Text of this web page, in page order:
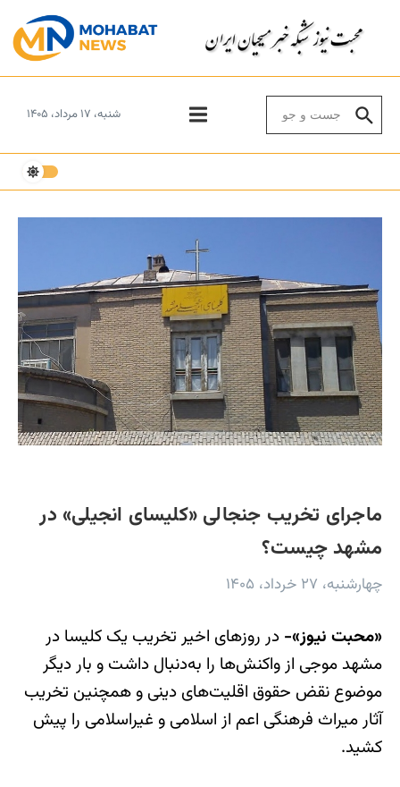
شنبه، ۱۷ مرداد، ۱۴۰۵
ماجرای تخریب جنجالی «کلیسای انجیلی» در
مشهد چیست؟
چهارشنبه، ۲۷ خرداد، ۱۴۰۵
«محبت نیوز»- در روزهای اخیر تخریب یک کلیسا در
مشهد موجی از واکنش‌ها را به‌دنبال داشت و بار دیگر
موضوع نقض حقوق اقلیت‌های دینی و همچنین تخریب
آثار میراث فرهنگی اعم از اسلامی و غیراسلامی را پیش
کشید.